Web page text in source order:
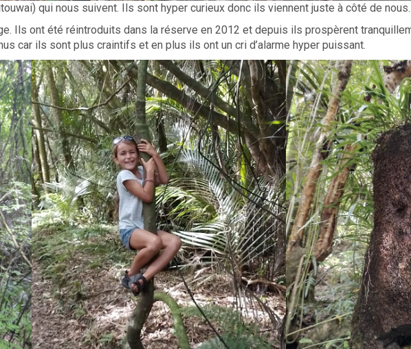
qui nous suivent. Ils sont hyper curieux donc ils viennent juste à côté de nous.
Ils ont été réintroduits dans la réserve en 2012 et depuis ils prospèrent
car ils sont plus craintifs et en plus ils ont un cri d’alarme hyper puissant.